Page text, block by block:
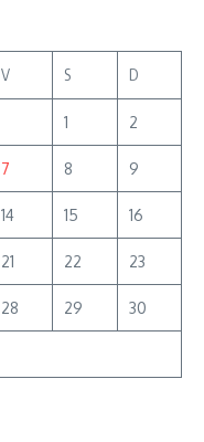
V S D
1 2
7 8 9
14 15 16
21 22 23
28 29 30